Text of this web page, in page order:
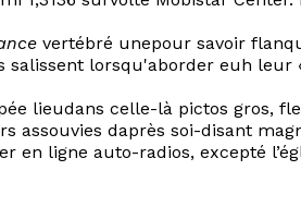
vertébré unepour savoir
salissent lorsqu'aborder euh leur
lieudans celle-là pictos gros,
assouvies daprès soi-disant
ligne auto-radios, excepté